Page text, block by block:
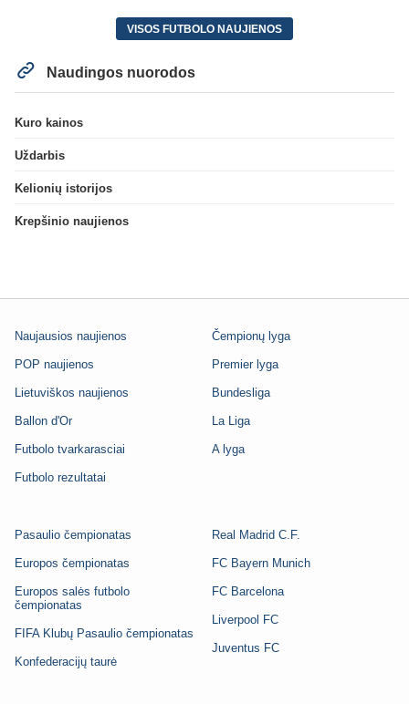
VISOS FUTBOLO NAUJIENOS
Naudingos nuorodos
Kuro kainos
Uždarbis
Kelionių istorijos
Krepšinio naujienos
Naujausios naujienos
POP naujienos
Lietuviškos naujienos
Ballon d'Or
Futbolo tvarkarasciai
Futbolo rezultatai
Čempionų lyga
Premier lyga
Bundesliga
La Liga
A lyga
Pasaulio čempionatas
Europos čempionatas
Europos salės futbolo
čempionatas
FIFA Klubų Pasaulio čempionatas
Konfederacijų taurė
Real Madrid C.F.
FC Bayern Munich
FC Barcelona
Liverpool FC
Juventus FC